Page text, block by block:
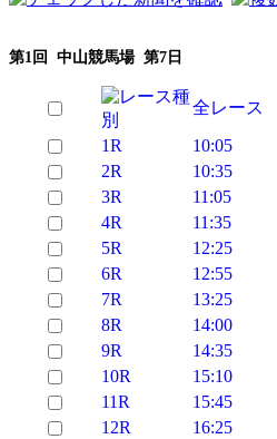
第1回 中山競馬場 第7日
全レース
1R
10:05
2R
10:35
3R
11:05
4R
11:35
5R
12:25
6R
12:55
7R
13:25
8R
14:00
9R
14:35
10R
15:10
11R
15:45
12R
16:25